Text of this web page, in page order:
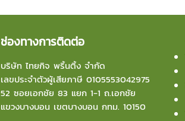
ช่องทางการติดต่อ
บริษัท ไทยกิจ พริ้นติ้ง จำกัด
เลขประจำตัวผู้เสียภาษี 0105553042975
52 ซอยเอกชัย 83 แยก 1-1 ถ.เอกชัย
แขวงบางบอน เขตบางบอน กทม. 10150